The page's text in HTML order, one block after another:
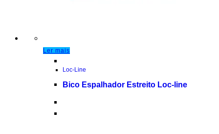
Ler mais
Loc-Line
Bico Espalhador Estreito Loc-line